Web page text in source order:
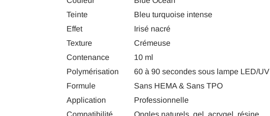
Teinte
Bleu turquoise intense
Effet
Irisé nacré
Texture
Crémeuse
Contenance
10 ml
Polymérisation
60 à 90 secondes sous lampe LED/UV
Formule
Sans HEMA & Sans TPO
Application
Professionnelle